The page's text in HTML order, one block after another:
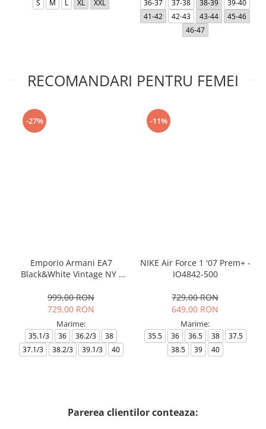
S M L XL XXL 36-37 37-38 38-39
39-40
41-42
42-43 43-44
45-46
46-47
RECOMANDARI PENTRU FEMEI
-27%
Emporio Armani EA7
Black&White Vintage NY -
999,00 RON
729,00 RON
Marime:
35.1/3 36 36.2/3
38
37.1/3
38.2/3 39.1/3 40
-11%
NIKE Air Force 1 '07 Prem+ -
IO4842-500
729,00 RON
649,00 RON
Marime:
35.5 36 36.5 38
37.5
38.5
39 40
Parerea clientilor conteaza: